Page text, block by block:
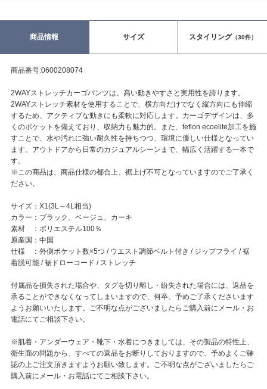
商品情報 サイズ スタイリング（30件）
商品番号:0600208074
2WAYストレッチカーゴパンツは、高い動きやすさと実用性を誇ります。
2WAYストレッチ素材を使用することで、横方向だけでなく縦方向にも伸縮
するため、アクティブな動きにも柔軟に対応します。カーゴデザインは、多
くのポケットを備えており、収納力も魅力的。また、teflon ecoelite加工を施
すことで、水や汚れに強い耐久性を持ちつつ、環境に優しい仕様となってい
ます。アウトドアから日常のカジュアルシーンまで、幅広く活躍する一本で
す。
※この商品は、商品仕様の都合上、裾上げ不可となっていますのでご了承く
ださい。
サイズ：X1(3L～4L相当)
カラー：ブラック、ベージュ、カーキ
素材 ：ポリエステル100％
原産国：中国
仕様 ：外側ポケット数×5つ / ウエスト調節ベルト付き / ジップフライ / 裾
着脱可能 / 裾ドローコード / ストレッチ
付属品を損失された場合や、タグを切り離し・紛失された場合には、返品を
承ることができなくなってしまいますので、何卒、予めご了承くださいます
ようお願いいたします。ご不明な点がございましたらご購入前にメール・お
電話にてご相談下さい。
※肌着・アンダーウェア・靴下・水着につきましては、その製品の特性上、
衛生面の問題から、すべての返品をお断りしておりますので、予めよくご確
認の上ご注文頂きますようお願い致します。ご不明な点がございましたらご
購入前にメール・お電話にてご相談下さい。